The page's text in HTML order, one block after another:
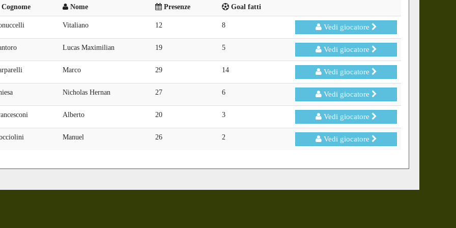
Cognome Nome Presenze Goal fatti
Vitaliano 12 8 Vedi giocatore
Lucas Maximilian 19 5 Vedi giocatore
Marco 29 14 Vedi giocatore
Nicholas Hernan 27 6 Vedi giocatore
Alberto 20 3 Vedi giocatore
Manuel 26 2 Vedi giocatore